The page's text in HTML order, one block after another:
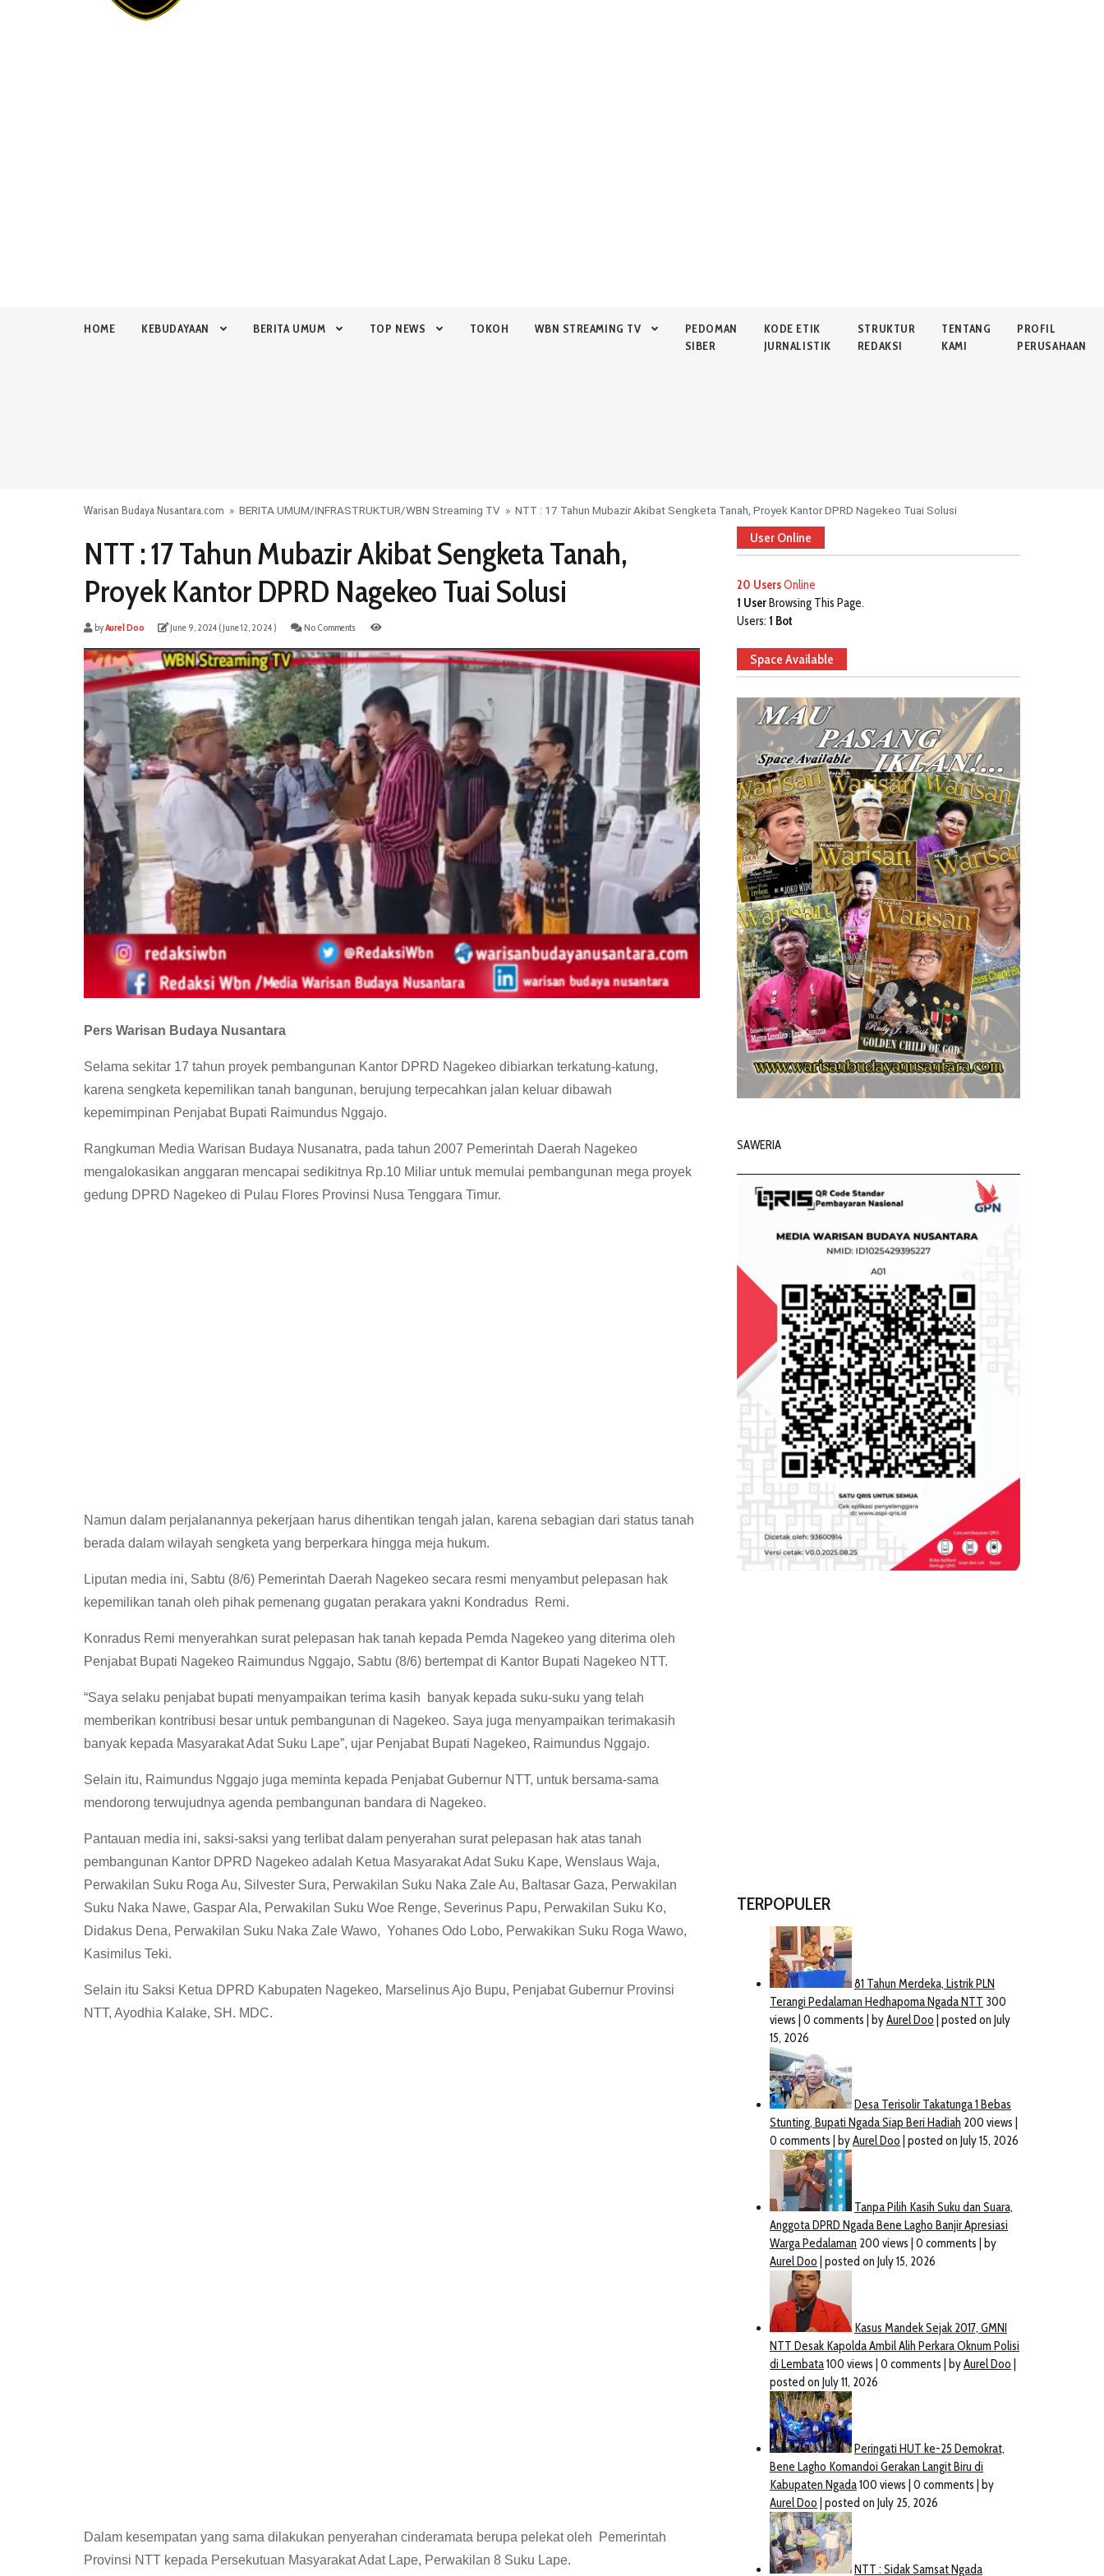
HOME KEBUDAYAAN BERITA UMUM TOP NEWS TOKOH WBN STREAMING TV
PEDOMAN
SIBER
KODE ETIK
JURNALISTIK
STRUKTUR
REDAKSI
TENTANG
KAMI
PROFIL
PERUSAHAAN
Warisan Budaya Nusantara.com » BERITA UMUM/INFRASTRUKTUR/WBN Streaming TV » NTT : 17 Tahun Mubazir Akibat Sengketa Tanah, Proyek Kantor DPRD Nagekeo Tuai Solusi
NTT : 17 Tahun Mubazir Akibat Sengketa Tanah,
Proyek Kantor DPRD Nagekeo Tuai Solusi
byAurel Doo June 9, 2024 ( June 12, 2024 ) No Comments
Pers Warisan Budaya Nusantara
Selama sekitar 17 tahun proyek pembangunan Kantor DPRD Nagekeo dibiarkan terkatung-katung,
karena sengketa kepemilikan tanah bangunan, berujung terpecahkan jalan keluar dibawah
kepemimpinan Penjabat Bupati Raimundus Nggajo.
Rangkuman Media Warisan Budaya Nusanatra, pada tahun 2007 Pemerintah Daerah Nagekeo
mengalokasikan anggaran mencapai sedikitnya Rp.10 Miliar untuk memulai pembangunan mega proyek
gedung DPRD Nagekeo di Pulau Flores Provinsi Nusa Tenggara Timur.
Namun dalam perjalanannya pekerjaan harus dihentikan tengah jalan, karena sebagian dari status tanah
berada dalam wilayah sengketa yang berperkara hingga meja hukum.
Liputan media ini, Sabtu (8/6) Pemerintah Daerah Nagekeo secara resmi menyambut pelepasan hak
kepemilikan tanah oleh pihak pemenang gugatan perakara yakni Kondradus Remi.
Konradus Remi menyerahkan surat pelepasan hak tanah kepada Pemda Nagekeo yang diterima oleh
Penjabat Bupati Nagekeo Raimundus Nggajo, Sabtu (8/6) bertempat di Kantor Bupati Nagekeo NTT.
“Saya selaku penjabat bupati menyampaikan terima kasih banyak kepada suku-suku yang telah
memberikan kontribusi besar untuk pembangunan di Nagekeo. Saya juga menyampaikan terimakasih
banyak kepada Masyarakat Adat Suku Lape”, ujar Penjabat Bupati Nagekeo, Raimundus Nggajo.
Selain itu, Raimundus Nggajo juga meminta kepada Penjabat Gubernur NTT, untuk bersama-sama
mendorong terwujudnya agenda pembangunan bandara di Nagekeo.
Pantauan media ini, saksi-saksi yang terlibat dalam penyerahan surat pelepasan hak atas tanah
pembangunan Kantor DPRD Nagekeo adalah Ketua Masyarakat Adat Suku Kape, Wenslaus Waja,
Perwakilan Suku Roga Au, Silvester Sura, Perwakilan Suku Naka Zale Au, Baltasar Gaza, Perwakilan
Suku Naka Nawe, Gaspar Ala, Perwakilan Suku Woe Renge, Severinus Papu, Perwakilan Suku Ko,
Didakus Dena, Perwakilan Suku Naka Zale Wawo, Yohanes Odo Lobo, Perwakikan Suku Roga Wawo,
Kasimilus Teki.
Selain itu Saksi Ketua DPRD Kabupaten Nagekeo, Marselinus Ajo Bupu, Penjabat Gubernur Provinsi
NTT, Ayodhia Kalake, SH. MDC.
Dalam kesempatan yang sama dilakukan penyerahan cinderamata berupa pelekat oleh Pemerintah
Provinsi NTT kepada Persekutuan Masyarakat Adat Lape, Perwakilan 8 Suku Lape.
User Online
20 UsersOnline
1 UserBrowsing This Page.
Users: 1 Bot
Space Available
SAWERIA
TERPOPULER